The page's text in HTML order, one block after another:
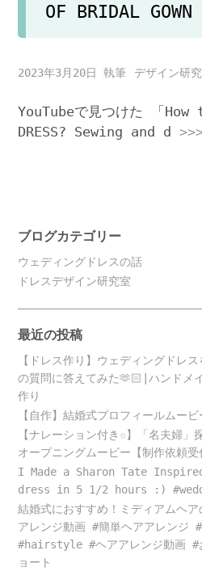
OF BRIDAL GOWN
2023年3月20日 デザイン研
YouTubeで見つけた 「How
DRESS? Sewing and d
ブログカテゴリー
ウェディングドレスの話
ドレスデザイン研究室
最近の投稿
【ドレス作り】ウェディングドレ
の質問に答えてみた🫶🏻|ハンド
作り
【自作】結婚式プロフィールム
【ナレーション付き☆】「名夫婦
オープニングムービー【制作依頼受
I Made a Sharon Tate
dress in 5 1/2 hours :)
結婚式におすすめ！ミディアムヘ
アレンジ動画 #簡単ヘアアレンジ
#hairstyle #ヘアアレンジ動画 #
ョート